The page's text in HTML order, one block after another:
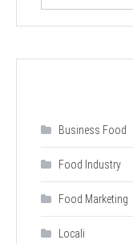
Business Food
Food Industry
Food Marketing
Locali